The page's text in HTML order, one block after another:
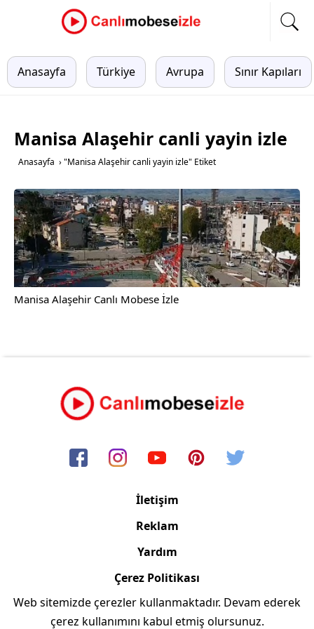
Anasayfa Türkiye Avrupa Sınır Kapıları
Manisa Alaşehir canli yayin izle
Anasayfa › "Manisa Alaşehir canli yayin izle" Etiket
Manisa Alaşehir Canlı Mobese İzle
İletişim
Reklam
Yardım
Çerez Politikası
Copyright © 2006/2024 Canlimobeseizle.com
Web sitemizde çerezler kullanmaktadır. Devam ederek
çerez kullanımını kabul etmiş olursunuz.